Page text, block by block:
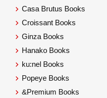
Casa Brutus Books
Croissant Books
Ginza Books
Hanako Books
ku:nel Books
Popeye Books
&Premium Books